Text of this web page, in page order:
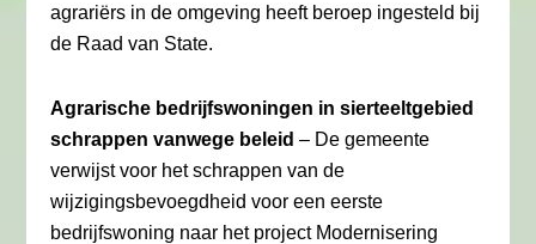
agrariërs in de omgeving heeft beroep ingesteld bij
de Raad van State.
Agrarische bedrijfswoningen in sierteeltgebied
schrappen vanwege beleid – De gemeente
verwijst voor het schrappen van de
wijzigingsbevoegdheid voor een eerste
bedrijfswoning naar het project Modernisering